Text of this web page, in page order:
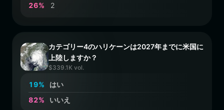
26% 2
カテゴリー4のハリケーンは2027年までに米国に
上陸しますか？
$339.1K vol.
1 9%
はい
82% いいえ